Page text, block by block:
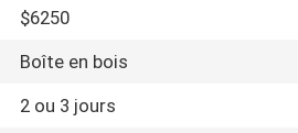
$6250
Boîte en bois
2 ou 3 jours